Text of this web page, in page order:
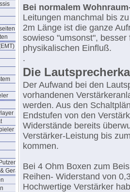
(1950)
Geräte
Bei normalem
Leitungen manchmal bis
2m Länge ist die ganze
sowieso "umsonst",
physikalischen Einfluß.
.
Die
Der Aufwand bei den
vorhandenen
werden. Aus den
Endstufen von den
Widerstände bereits
Verstärker-Leistung bis
kommen.
Bei 4 Ohm Boxen zum
Reihen- Widerstand von
Hochwertige Verstärker